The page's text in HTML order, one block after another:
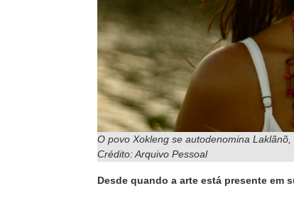
O povo Xokleng se autodenomina Laklãnõ,
Crédito: Arquivo Pessoal
Desde quando a arte está presente em